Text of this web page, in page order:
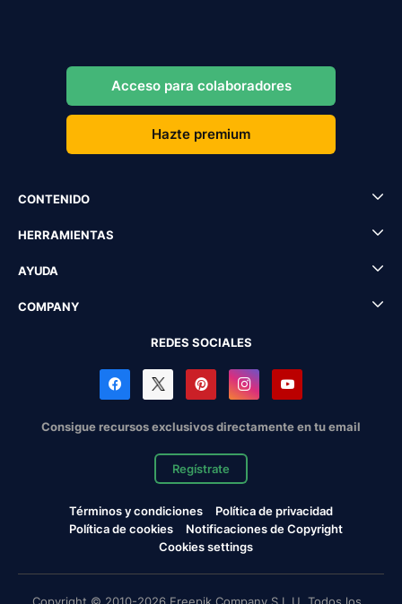
Acceso para colaboradores
Hazte premium
CONTENIDO
HERRAMIENTAS
AYUDA
COMPANY
REDES SOCIALES
Consigue recursos exclusivos directamente en tu email
Regístrate
Términos y condiciones
Política de privacidad
Política de cookies
Notificaciones de Copyright
Cookies settings